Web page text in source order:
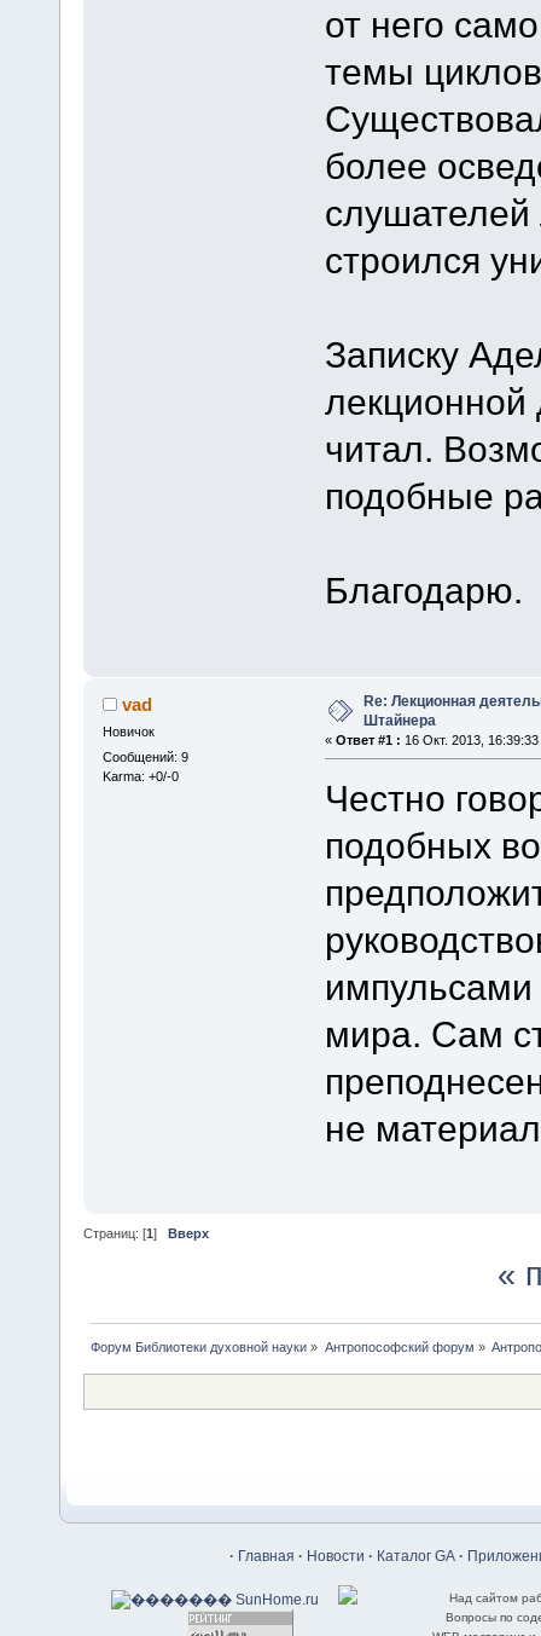
от него
темы
более
строился
Записку
лекционной
читал.
подобные
Благодарю.
vad
Новичок
Сообщений: 9
Karma: +0/-0
Re: Лекционная
Штайнера
« Ответ #1 : 16 Окт. 2013, 16:39:33
Честно
подобных
мира. Сам
не
Страниц: [1] Вверх
«
Форум Библиотеки духовной науки » Антропософский форум »
· Главная · Новости · Каталог GA ·
Над сайтом
Вопросы по